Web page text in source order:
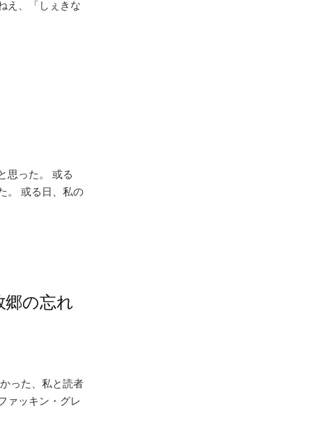
え、「しぇきな
思った。 或る
。 或る日、私の
郷の忘れ
った、私と読者
ァッキン・グレ